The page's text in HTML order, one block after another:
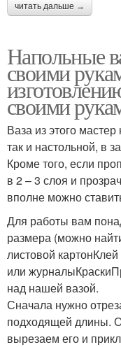
читать дальше →
Напольные
своими
своими
Ваза из этого
так и настольной, в
Кроме того, если
в 2 – 3 слоя и
вполне можно
Для работы вам
размера (можно
листовой
или
над нашей вазой.
Сначала нужно
подходящей длины.
вырезаем его и